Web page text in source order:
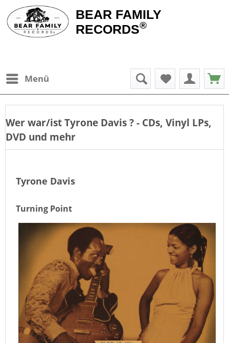
BEAR FAMILY
RECORDS®
Menü
Wer war/istTyrone Davis? - CDs, Vinyl LPs,
DVD und mehr
Tyrone Davis
Turning Point